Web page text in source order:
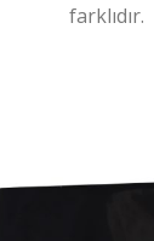
farklıdır.